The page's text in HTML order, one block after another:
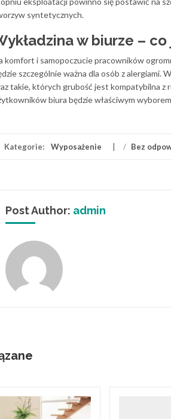
syntetycznych.
w biurze –
komfort i samopoczucie pracowników
szczególnie ważna dla osób z alergiami.
takie, których grubość jest kompatybilna z
biura będzie właściwym
Kategorie: Wyposażenie / Bez
Post Author: admin